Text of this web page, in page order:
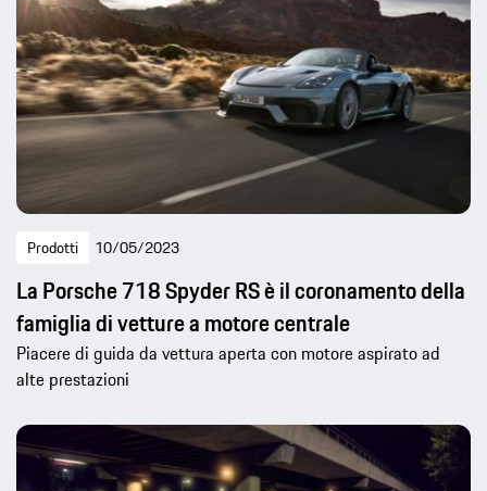
Prodotti 10/05/2023
La Porsche 718 Spyder RS è il coronamento della
famiglia di vetture a motore centrale
Piacere di guida da vettura aperta con motore aspirato ad
alte prestazioni